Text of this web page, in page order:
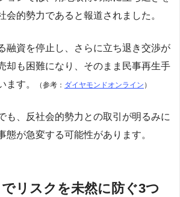
会的勢力であると報道されました。
融資を停止し、さらに立ち退き交渉が
却も困難になり、そのまま民事再生手
ます。
（参考： ダイヤモンドオンライン ）
も、反社会的勢力との取引が明るみに
態が急変する可能性があります。
リスクを未然に防ぐ3つ